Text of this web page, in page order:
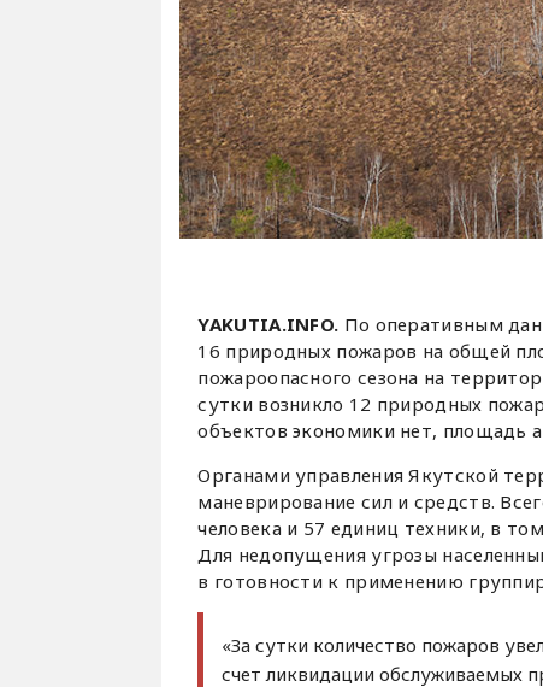
YAKUTIA.INFO. По оперативным
16 природных пожаров на общей
пожароопасного сезона на
сутки возникло 12 природных
объектов экономики нет, площадь
Органами управления Якутской
маневрирование сил и средств.
человека и 57 единиц техники, в
Для недопущения угрозы
в готовности к применению
«За сутки количество пожаров
счет ликвидации обслуживаемых